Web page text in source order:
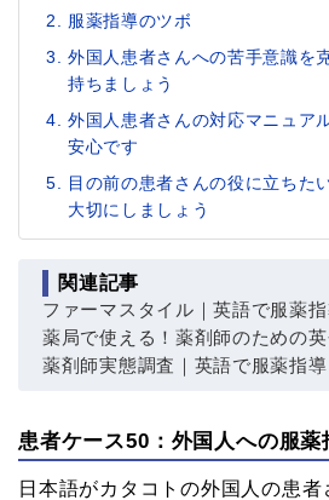
服薬指導のツボ
外国人患者さんへの苦手意識を
持ちましょう
外国人患者さんの対応マニュア
安心です
目の前の患者さんの役に立ちた
大切にしましょう
関連記事
ファーマスタイル｜英語で服薬
薬局で使える！薬剤師のための
薬剤師実態調査｜英語で服薬指
患者ケース50：外国人への服薬
日本語がカタコトの外国人の患者